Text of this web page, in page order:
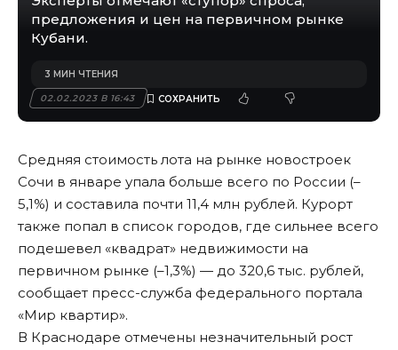
предложения и цен на первичном рынке
Кубани.
02.02.2023 В 16:43
3 МИН ЧТЕНИЯ
Средняя стоимость лота на рынке новостроек
Сочи в январе упала больше всего по России (–
5,1%) и составила почти 11,4 млн рублей. Курорт
также попал в список городов, где сильнее всего
подешевел «квадрат» недвижимости на
первичном рынке (–1,3%) — до 320,6 тыс. рублей,
сообщает пресс-служба федерального портала
«Мир квартир».
В Краснодаре отмечены незначительный рост